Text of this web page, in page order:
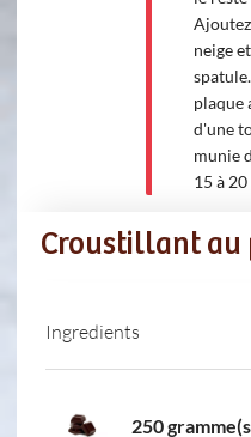
neige
plaque
d'une
munie
15 à
Croustillant au
Ingredients
250